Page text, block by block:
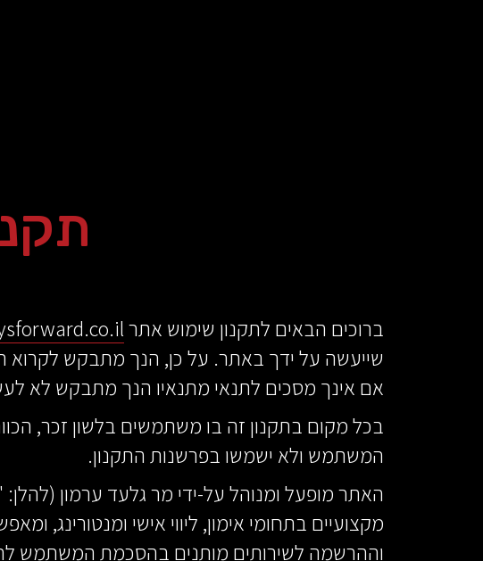
ברוכים הבאים לתקנון שימוש אתר
שייעשה על ידך באתר. על כן, הנך מתבקש לקרוא
אם אינך מסכים לתנאי מתנאיו הנך מתבקש לא
בכל מקום בתקנון זה בו משתמשים בלשון זכר,
המשתמש ולא ישמשו בפרשנות התקנון.
האתר מופעל ומנוהל על-ידי מר גלעד ערמון (להלן:
מקצועיים בתחומי אימון, ליווי אישי
וההרשמה לשירותים מותנים בהסכמת המשתמש